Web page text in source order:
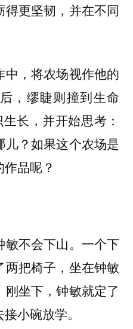
更坚韧，并在不同
，将农场视作他的
，缪睫则撞到生命
长，并开始思考：
？如果这个农场是
品呢？
不会下山。一个下
把椅子，坐在钟敏
坐下，钟敏就定了
小碗放学。